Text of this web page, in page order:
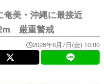
奄美・沖縄に最接近
厳重警戒
2026年8月7日(金) 10:00